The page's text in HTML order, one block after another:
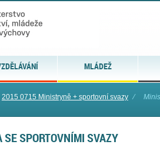
MLÁDEŽ
2015 0715 Ministryně + sportovní svazy ⁄
SPORTOVNÍMI SVAZY